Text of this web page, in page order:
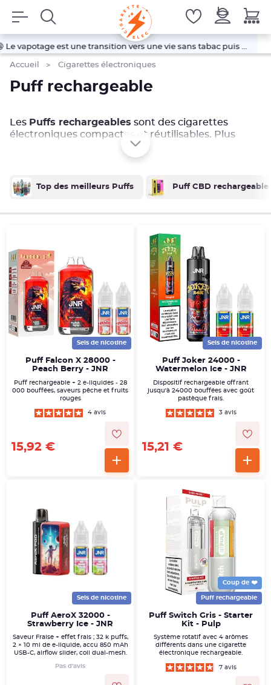
fumez pas.
4.79/5 42409 avis
Accueil Cigarettes électroniques
Puff rechargeable
Les Puffs rechargeables sont des cigarettes
électroniques compactes et réutilisables. Plus
économiques mais également plus écologiques
que les Puffs jetables, ces e-cigarettes de type
grâce à un port USB-C.En effet, en utilisant une
puff rechargeable, vous économisez de l'argent à
Découvrez notre sélection de puffs réutilisables
notamment de la marque
Puff Randm Tornado
faites votre choix en fonction des saveurs et du
taux de nicotine correspondant à vos besoins.
En savoir plus
Top des meilleurs Puffs Puff CBD rechargeable
Sels de nicotine
Puff Falcon X 28000 -
Peach Berry - JNR
Puff rechargeable + 2 e-liquides - 28
000 bouffées, saveurs pêche et fruits
rouges
4 avis
15,92 €
Sels de nicotine
Puff Joker 24000 -
Watermelon Ice - JNR
Dispositif rechargeable offrant
jusqu'à 24000 bouffées avec goût
pastèque frais.
3 avis
15,21 €
Sels de nicotine
Puff AeroX 32000 -
Strawberry Ice - JNR
Saveur Fraise + effet frais ; 32 k puffs,
2 × 10 ml de e-liquide, accu 850 mAh
USB-C, airflow slider, coil dual-mesh.
Pas d'avis
Coup de ❤️
Puff rechargeable
Puff Switch Gris - Starter
Kit - Pulp
Système rotatif avec 4 arômes
différents dans une cigarette
électronique rechargeable.
7 avis